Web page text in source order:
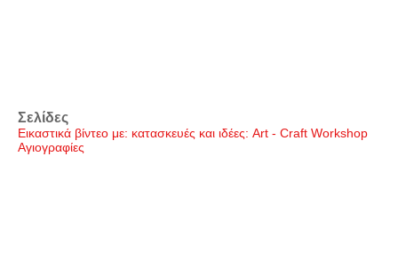
Σελίδες
Εικαστικά βίντεο με: κατασκευές και ιδέες: Art - Craft Workshop
Αγιογραφίες